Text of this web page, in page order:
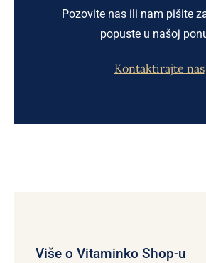
Pozovite nas ili nam pišite
popuste u našoj
Kontaktirajte nas
Više o Vitaminko Shop-u